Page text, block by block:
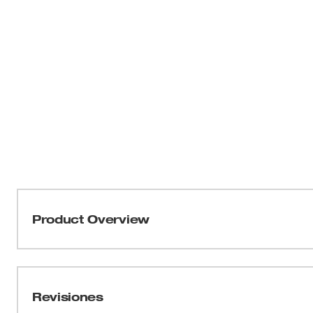
Product Overview
tiene una fabricación de acero y revestimiento Rust
Revisiones